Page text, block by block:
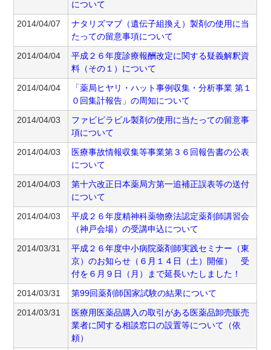
について
2014/04/07
ナタリズマブ（遺伝子組換え）製剤の使用に当
たっての留意事項について
2014/04/04
平成２６年度診療報酬改定に関する疑義解釈資
料（その１）について
2014/04/04
「薬局ヒヤリ・ハット事例収集・分析事業 第１
０回集計報告」の周知について
2014/04/03
ファビピラビル製剤の使用に当たっての留意事
項について
2014/04/03
医療事故情報収集等事業第３６回報告書の公表
について
2014/04/03
第十六改正日本薬局方第一追補正誤表等の送付
について
2014/04/03
平成２６年度精神科薬物療法認定薬剤師講習会
（神戸会場）の受講申込について
2014/03/31
平成２６年度中小病院薬剤師実践セミナー（東
京）のお知らせ（６月１４日（土）開催） 受
付を６月９日（月）まで延長いたしました！
2014/03/31
第99回薬剤師国家試験の結果について
2014/03/31
医療用医薬品購入の取引がある医薬品卸売販売
業者に関する相談窓口の設置等について（依
頼）